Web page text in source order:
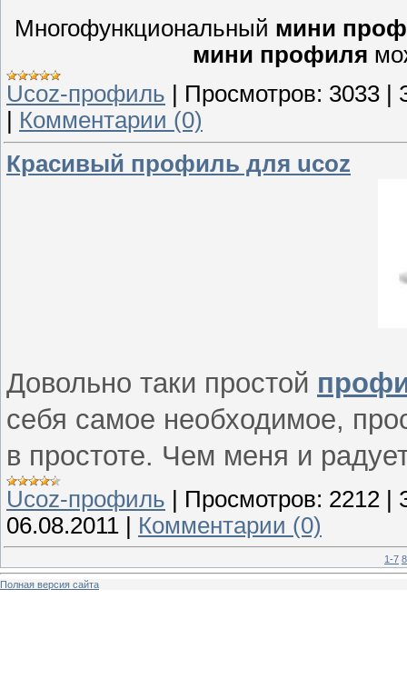
Многофункциональный мини
мини профиля
Ucoz-профиль
Просмотров: 3033
Комментарии (0)
Красивый профиль для ucoz
Довольно таки простой
себя самое необходимое,
в простоте. Чем меня и
Ucoz-профиль Просмотров: 2212
06.08.2011
Комментарии (0)
1-7
Полная версия сайта